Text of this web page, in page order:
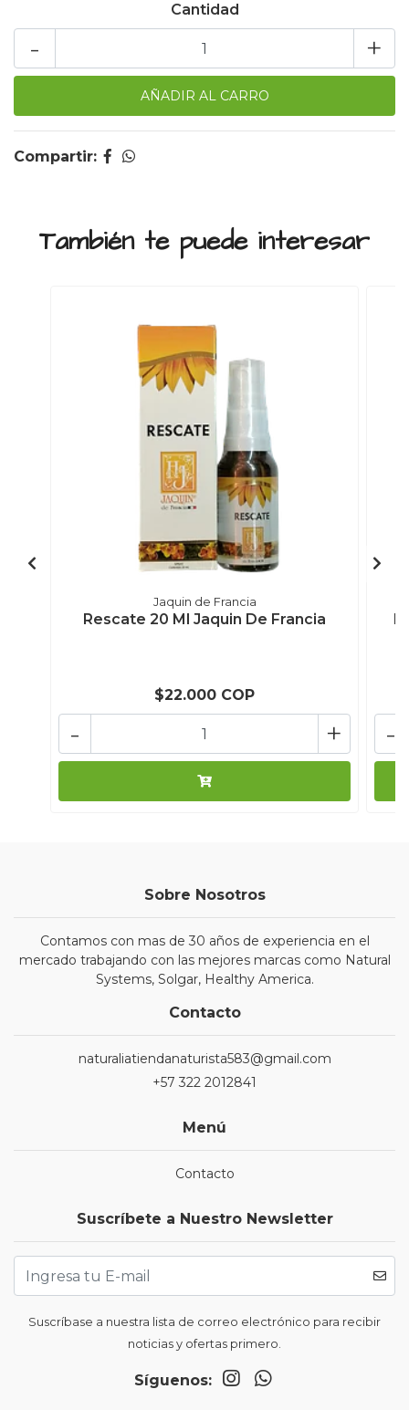
Cantidad
+
-
Compartir:
También te puede interesar
Jaquin de Francia
Rescate 20 Ml Jaquin De Francia
$22.000 COP
+
- -
Sobre Nosotros
Contamos con mas de 30 años de experiencia en el
mercado trabajando con las mejores marcas como Natural
Systems, Solgar, Healthy America.
Contacto
naturaliatiendanaturista583@gmail.com
+57 322 2012841
Menú
Contacto
Suscríbete a Nuestro Newsletter
Suscríbase a nuestra lista de correo electrónico para recibir
noticias y ofertas primero.
Síguenos: